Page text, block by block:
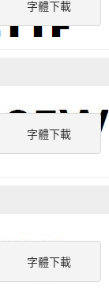
字體下載
字體下載
字體下載